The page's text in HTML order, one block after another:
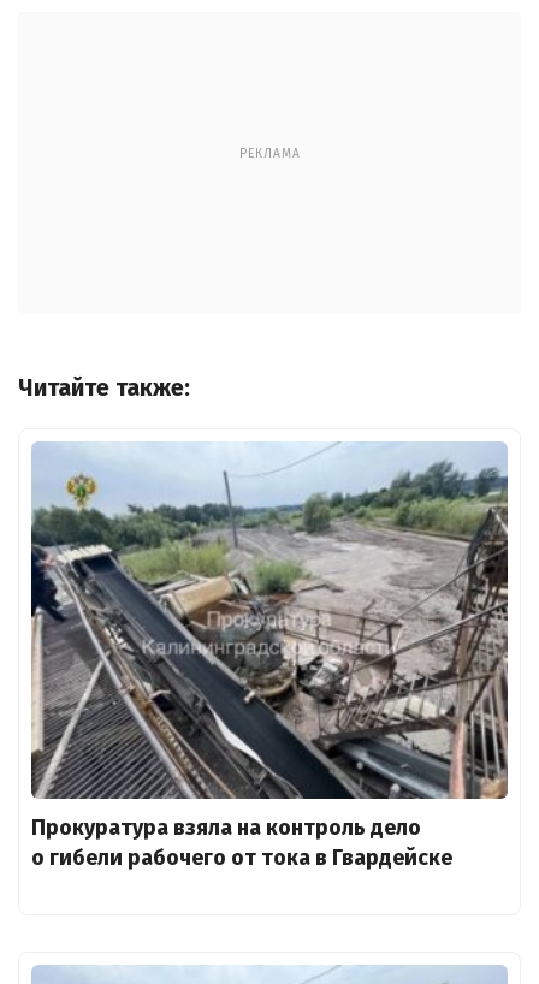
РЕКЛАМА
Читайте также:
Прокуратура взяла на контроль дело
о гибели рабочего от тока в Гвардейске